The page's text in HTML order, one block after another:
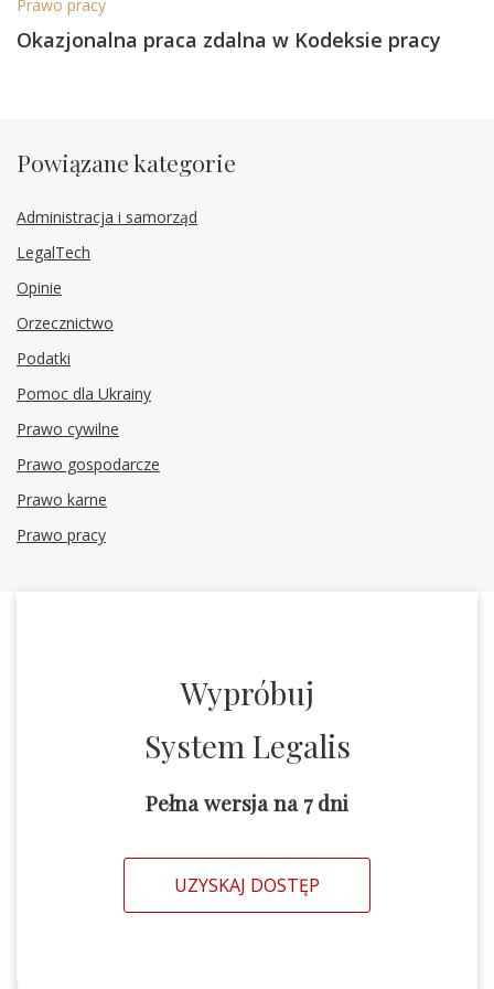
Prawo pracy
Okazjonalna praca zdalna w Kodeksie pracy
Powiązane kategorie
Administracja i samorząd
LegalTech
Opinie
Orzecznictwo
Podatki
Pomoc dla Ukrainy
Prawo cywilne
Prawo gospodarcze
Prawo karne
Prawo pracy
Wypróbuj
System Legalis
Pełna wersja na 7 dni
UZYSKAJ DOSTĘP